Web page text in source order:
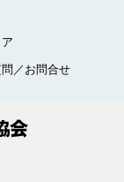
／お問合せ